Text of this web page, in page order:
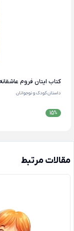
کتاب ایتان فروم
داستان کودک و نوجوانان
%
15
مقالات مرتبط